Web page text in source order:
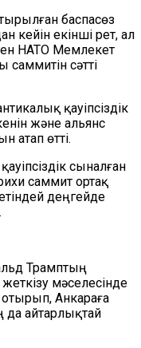
баспасөз
кейін екінші рет, ал
НАТО Мемлекет
сәтті
қауіпсіздік
және альянс
атап өтті.
сыналған
саммит ортақ
деңгейде
Трамптың
мәселесінде
отырып, Анкараға
айтарлықтай